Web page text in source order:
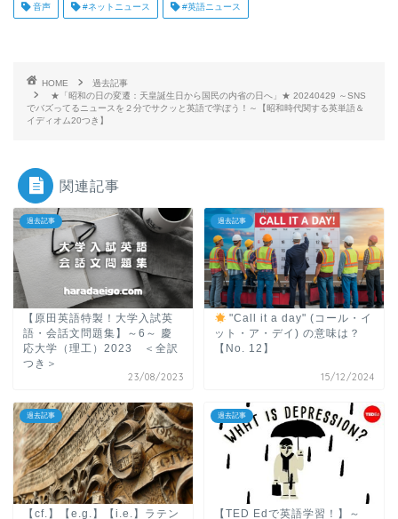
音声 #ネットニュース #英語ニュース
HOME
過去記事
★「昭和の日の変遷：天皇誕生日から国民の内省の日へ」★ 20240429 ～SNS
でバズってるニュースを２分でサクッと英語で学ぼう！～【昭和時代関する英単語＆
イディオム20つき】
関連記事
過去記事
【原田英語特製！大学入試英
語・会話文問題集】～6～ 慶
応大学（理工）2023 ＜全訳
つき＞
23/08/2023
過去記事
"Call it a day" (コール・イ
ット・ア・デイ) の意味は？
【No. 12】
15/12/2024
過去記事
【cf.】【e.g.】【i.e.】ラテン
過去記事
【TED Edで英語学習！】～